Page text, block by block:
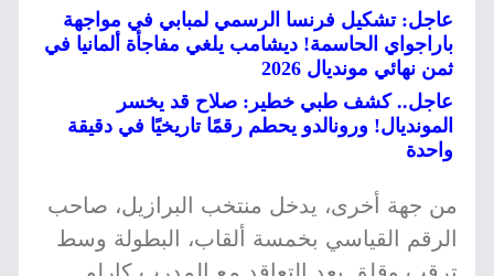
عاجل: تشكيل فرنسا الرسمي لمبابي في مواجهة
باراجواي الحاسمة! ديشامب يلغي مفاجأة ألمانيا في
ثمن نهائي مونديال 2026
عاجل.. كشف طبي خطير: صلاح قد يخسر
المونديال! ورونالدو يحطم رقمًا تاريخيًا في دقيقة
واحدة
من جهة أخرى، يدخل منتخب البرازيل، صاحب
الرقم القياسي بخمسة ألقاب، البطولة وسط